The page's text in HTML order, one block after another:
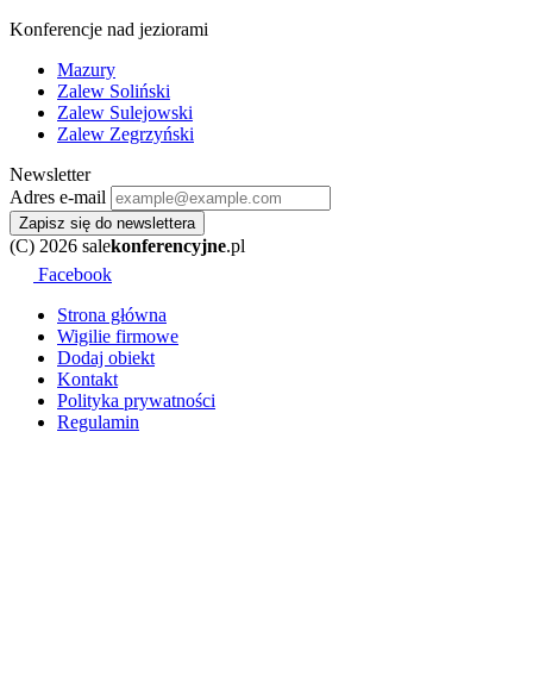
Konferencje nad jeziorami
Mazury
Zalew Soliński
Zalew Sulejowski
Zalew Zegrzyński
Newsletter
Adres e-mail
Zapisz się do newslettera
(C) 2026 salekonferencyjne.pl
Facebook
Strona główna
Wigilie firmowe
Dodaj obiekt
Kontakt
Polityka prywatności
Regulamin